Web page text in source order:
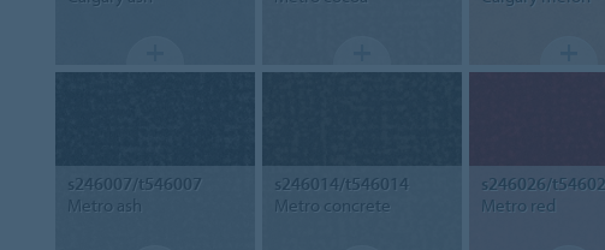
s246007/t546007
Metro ash
s246014/t546014
Metro concrete
s246026/
Metro red